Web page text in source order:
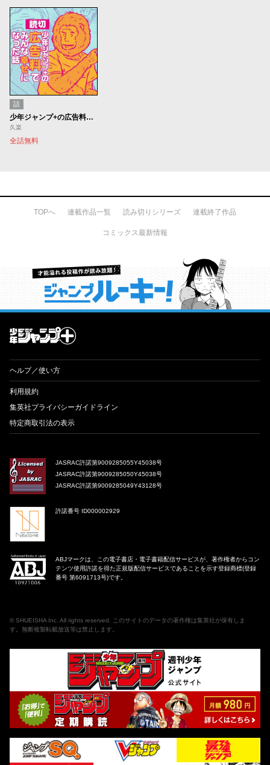
話
少年ジャンプ+の広告料でみんな幸せになった話
久楽
全話無料
TOPへ 連載作品一覧 読み切りシリーズ 連載終了作品
コミックス最新情報
才能溢れる投稿作が読み放題！ ジャンプルーキー！
ヘルプ／使い方
利用規約
集英社プライバシーガイドライン
特定商取引法の表示
JASRAC許諾第9009285055Y45038号
JASRAC許諾第9009285050Y45038号
JASRAC許諾第9009285049Y43128号
許諾番号 ID000002929
ABJマークは、この電子書店・電子書籍配信サービスが、著作権者からコン
テンツ使用許諾を得た正規版配信サービスであることを示す登録商標(登録
番号 第6091713号)です。
© SHUEISHA Inc . All rights reserved. このサイトのデータの著作権は集英社が保有しま
す。無断複製転載放送等は禁止します。